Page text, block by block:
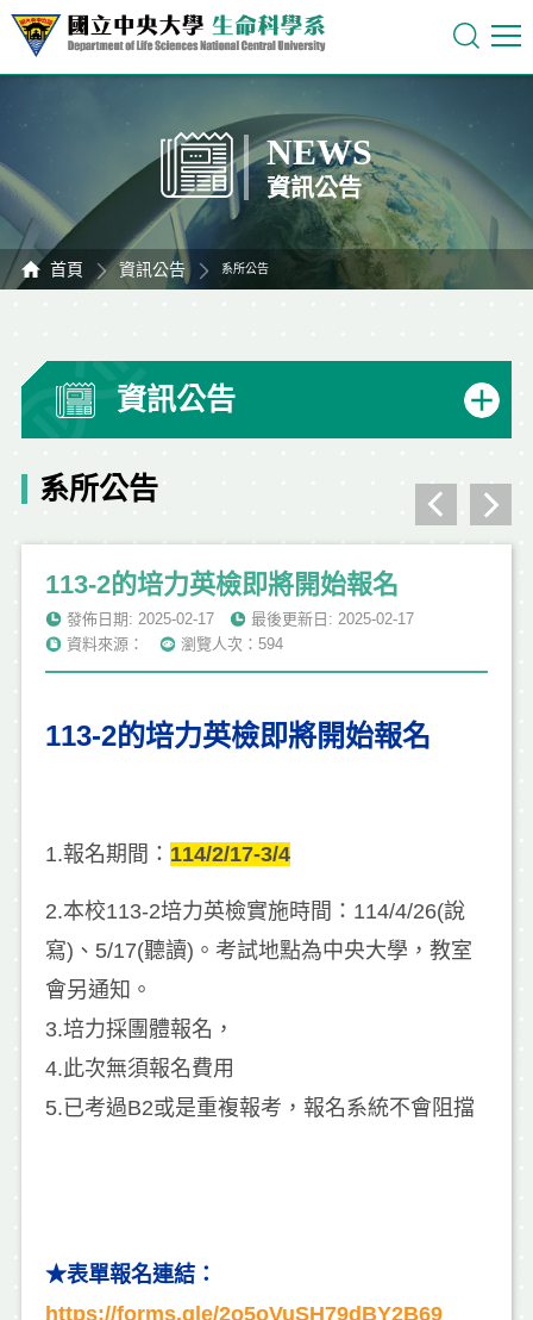
NEWS
資訊公告
首頁 資訊公告 系所公告
資訊公告
系所公告
113-2的培力英檢即將開始報名
發佈日期: 2025-02-17
最後更新日: 2025-02-17
資料來源：
瀏覽人次：594
113-2的培力英檢即將開始報名
1.報名期間： 114/2/17-3/4
2.本校113-2培力英檢實施時間：114/4/26(說
寫)、5/17(聽讀)。考試地點為中央大學，教室
會另通知。
3.培力採團體報名，
4.此次無須報名費用
5.已考過B2或是重複報考，報名系統不會阻擋
★表單報名連結：
https://forms.gle/2o5oVuSH79dBY2B69